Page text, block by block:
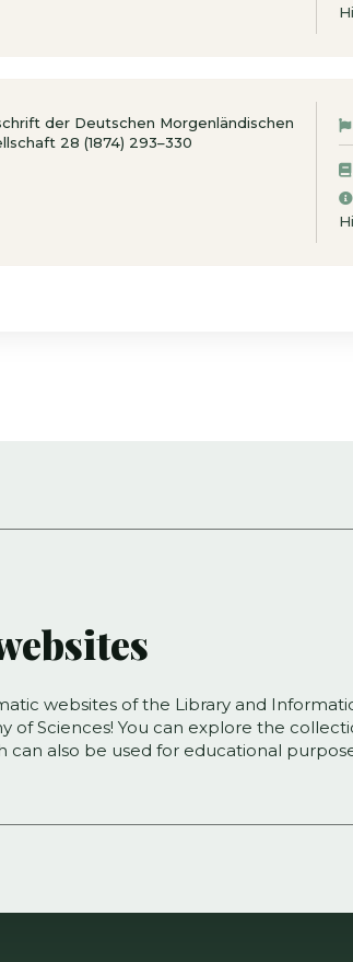
der Deutschen Morgenländischen
28 (1874) 293–330
websites of the Library and
of Sciences! You can explore the
can also be used for educational